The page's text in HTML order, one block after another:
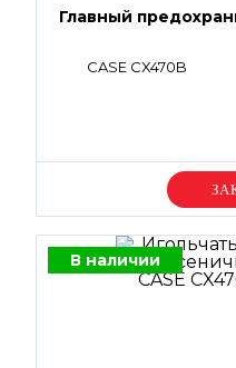
Главный
CASE CX470B
В наличии